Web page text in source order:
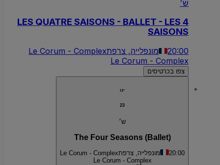
ש׳
LES QUATRE SAISONS - BALLET - LES 4
SAISONS
20:00 מונפלייה, צרפתLe Corum - Complex
Le Corum - Complex
צפו בכרטיסים
ש׳
The Four Seasons (Ballet)
20:00 מונפלייה, צרפתLe Corum - Complex
Le Corum - Complex